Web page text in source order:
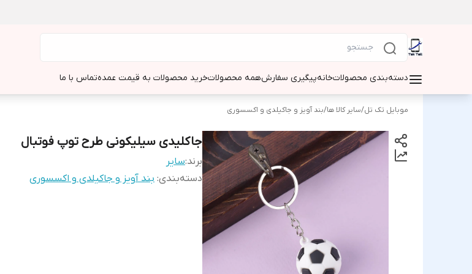
دسته‌بندی محصولاتخانهپیگیری سفارشهمه محصولاتخرید محصولات به قیمت عمدهتماس با ما
موبایل تک تل/سایر کالا ها/بند آویز و جاکیلدی و اکسسوری
جاکلیدی سیلیکونی طرح توپ فوتبال
برند:سایر
دسته‌بندی: بند آویز و جاکیلدی و اکسسوری